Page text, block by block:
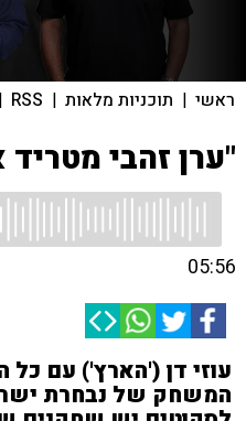
ראשי | תוכניות מלאות |
RSS
|
"ערן זהבי
05:56
עוזי דן ('הארץ') עם כל
המשחק של נבחרת